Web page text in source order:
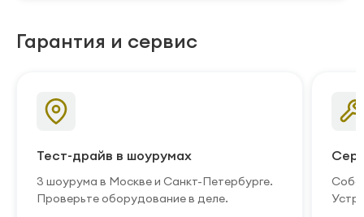
Гарантия и сервис
Тест-драйв в шоурумах
3 шоурума в Москве и Санкт-Петербурге.
Проверьте оборудование в деле.